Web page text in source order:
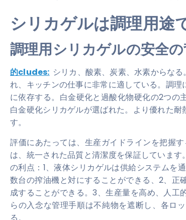
シリカゲルは調理用途
調理用シリカゲルの安全
的cludes: シリカ、酸素、炭素、水素からな
れ、キッチンの仕事に非常に適している。調
に依存する。白金硬化と過酸化物硬化の2つ
白金硬化シリカゲルが選ばれた。より優れた
す。
評価にあたっては、生産ガイドラインを把握
は、統一された品質と清潔度を保証していま
の利点：1、液体シリカゲルは供給システムを
数台の搾油機と対にすることができる、2、
成することができる。3、生産量を高め、人
らの入念な管理手順は不純物を遮断し、各ロ
る。